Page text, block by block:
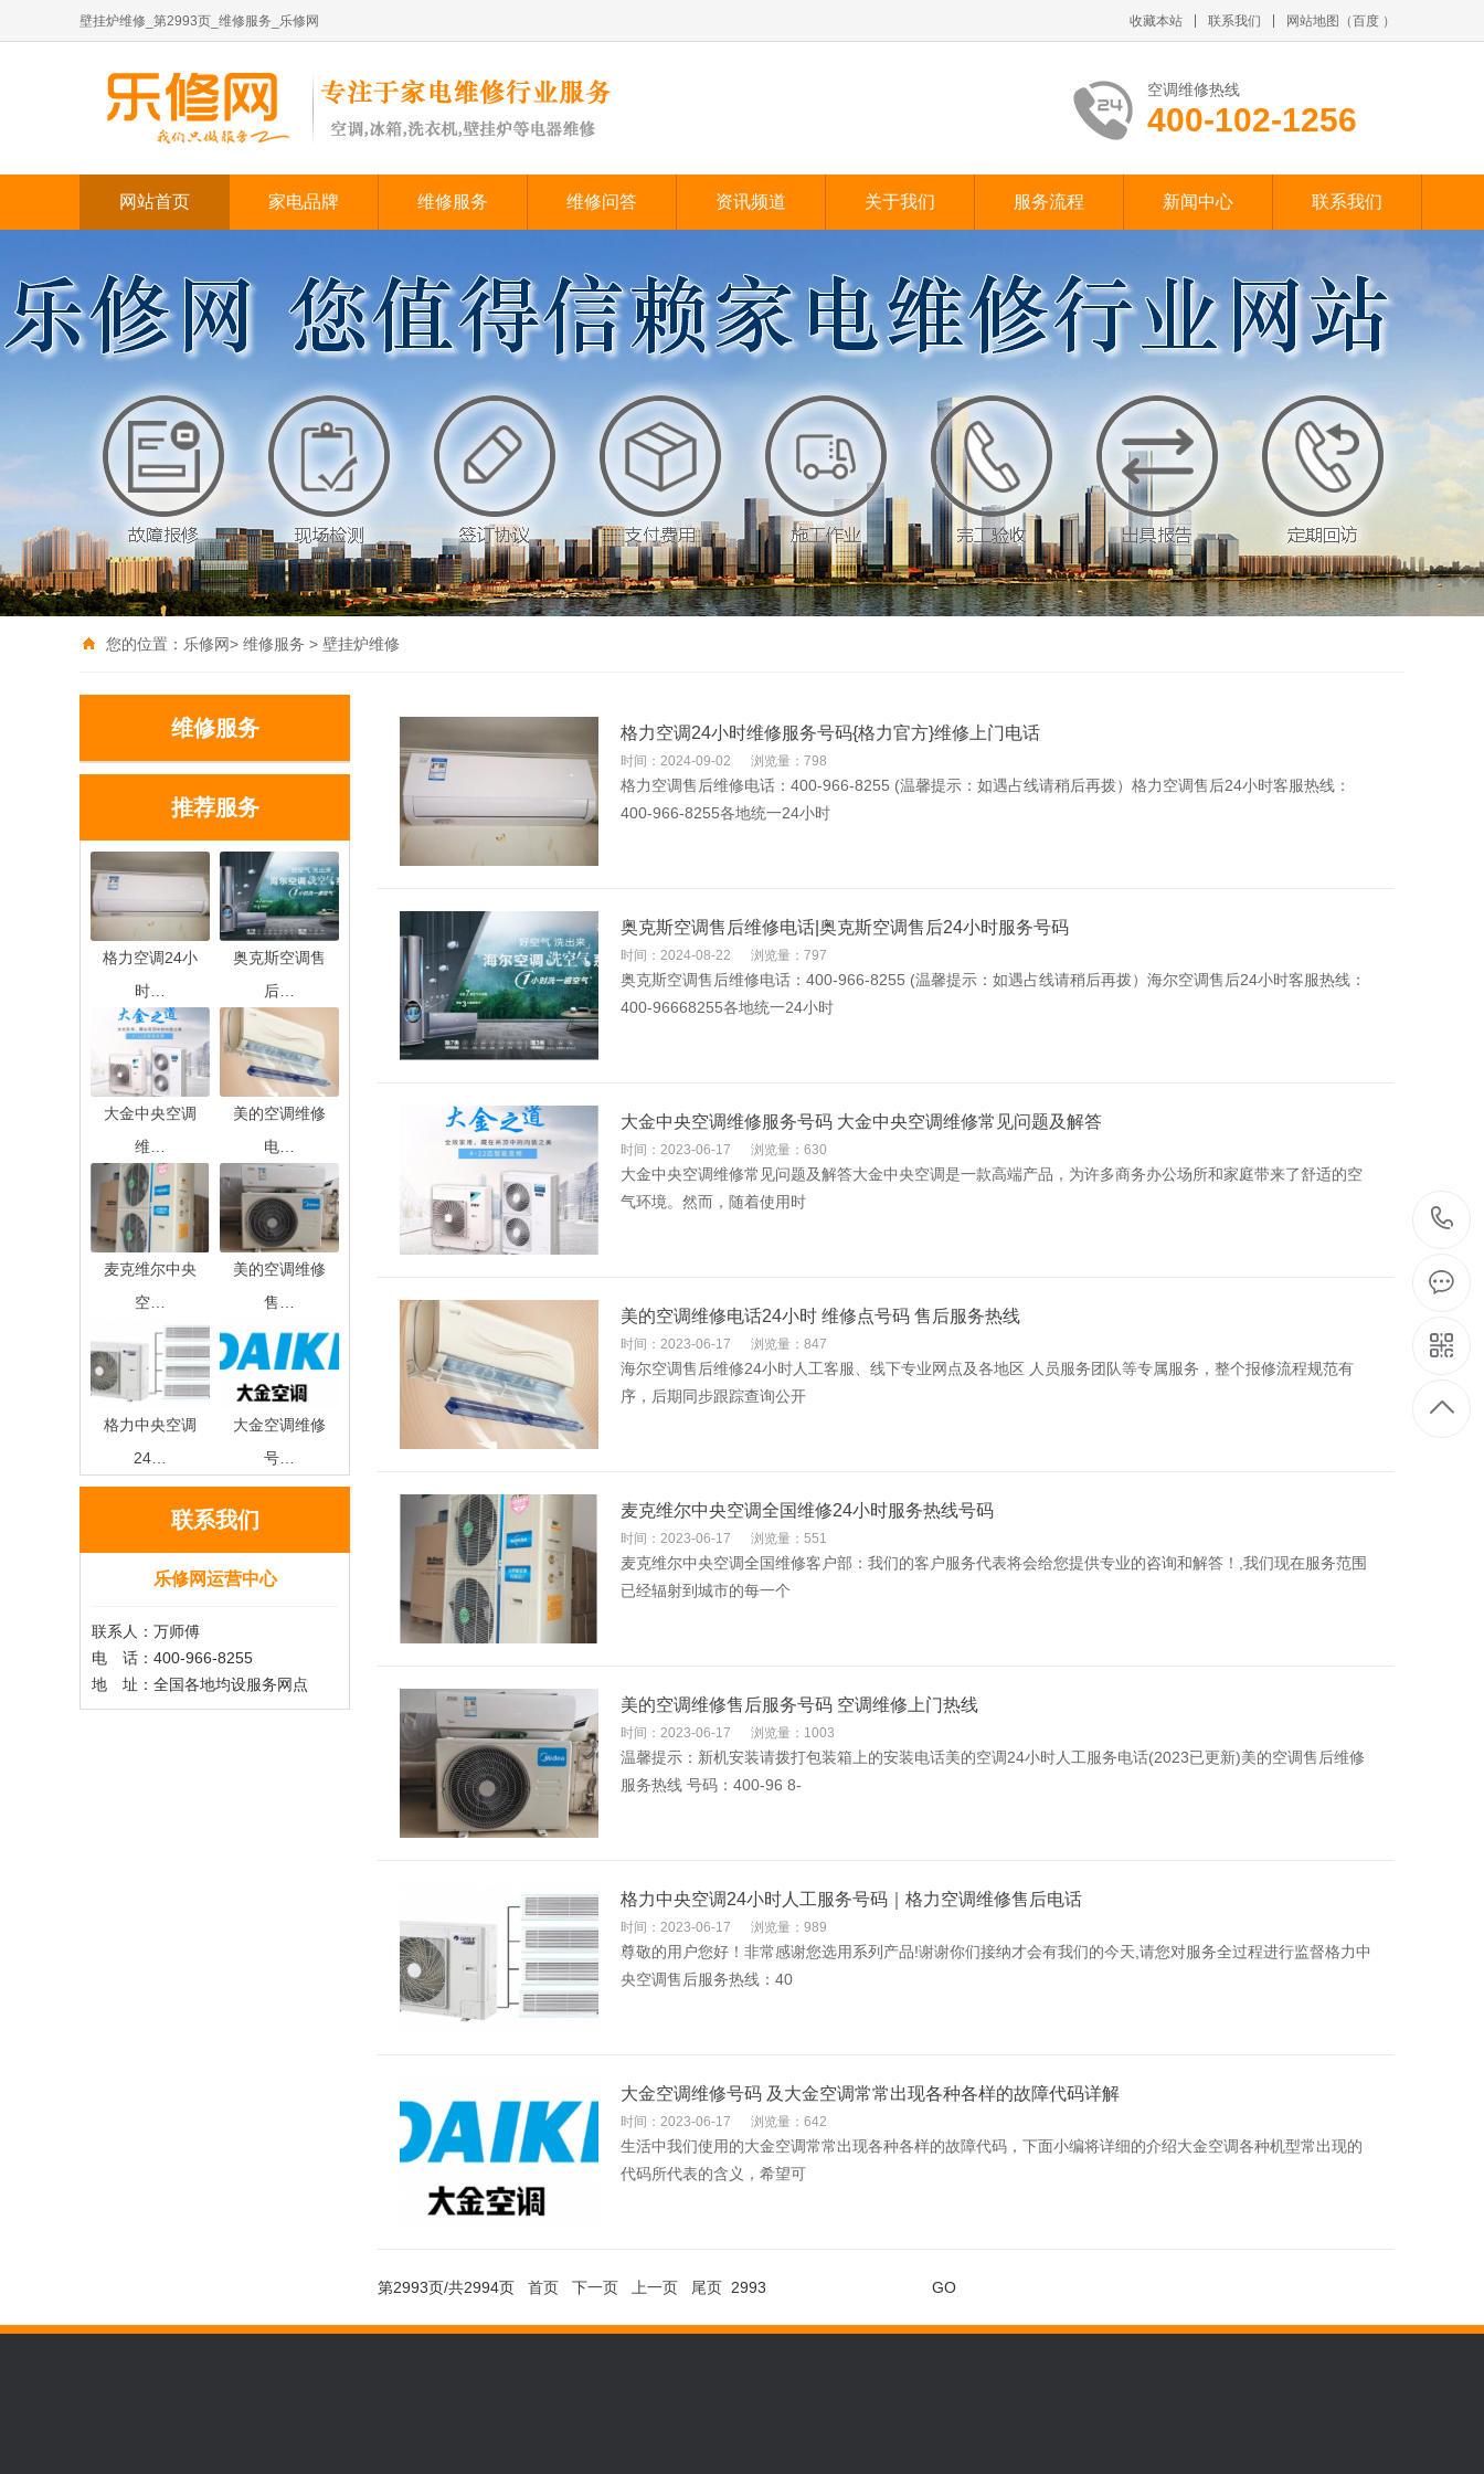
壁挂炉维修_第2993页_维修服务_乐修网 收藏本站 联系我们 网站地图 （百度 ）
空调维修热线
400-102-1256
网站首页 家电品牌 维修服务 维修问答 资讯频道 关于我们 服务流程 新闻中心 联系我们
您的位置： 乐修网> 维修服务 > 壁挂炉维修
维修服务
推荐服务
格力空调24小
时…
奥克斯空调售
后…
大金中央空调
维…
美的空调维修
电…
麦克维尔中央
空…
美的空调维修
售…
格力中央空调
24…
大金空调维修
号…
联系我们
乐修网运营中心
联系人：万师傅
电 话：400-966-8255
地 址：全国各地均设服务网点
格力空调24小时维修服务号码{格力官方}维修上门电话
时间：2024-09-02 浏览量：798
格力空调售后维修电话：400-966-8255 (温馨提示：如遇占线请稍后再拨）格力空调售后24小时客服热线：
400-966-8255各地统一24小时
奥克斯空调售后维修电话|奥克斯空调售后24小时服务号码
时间：2024-08-22 浏览量：797
奥克斯空调售后维修电话：400-966-8255 (温馨提示：如遇占线请稍后再拨）海尔空调售后24小时客服热线：
400-96668255各地统一24小时
大金中央空调维修服务号码 大金中央空调维修常见问题及解答
时间：2023-06-17 浏览量：630
大金中央空调维修常见问题及解答大金中央空调是一款高端产品，为许多商务办公场所和家庭带来了舒适的空
气环境。然而，随着使用时
美的空调维修电话24小时 维修点号码 售后服务热线
时间：2023-06-17 浏览量：847
海尔空调售后维修24小时人工客服、线下专业网点及各地区 人员服务团队等专属服务，整个报修流程规范有
序，后期同步跟踪查询公开
麦克维尔中央空调全国维修24小时服务热线号码
时间：2023-06-17 浏览量：551
麦克维尔中央空调全国维修客户部：我们的客户服务代表将会给您提供专业的咨询和解答！,我们现在服务范围
已经辐射到城市的每一个
美的空调维修售后服务号码 空调维修上门热线
时间：2023-06-17 浏览量：1003
温馨提示：新机安装请拨打包装箱上的安装电话美的空调24小时人工服务电话(2023已更新)美的空调售后维修
服务热线 号码：400-96 8-
格力中央空调24小时人工服务号码｜格力空调维修售后电话
时间：2023-06-17 浏览量：989
尊敬的用户您好！非常感谢您选用系列产品!谢谢你们接纳才会有我们的今天,请您对服务全过程进行监督格力中
央空调售后服务热线：40
大金空调维修号码 及大金空调常常出现各种各样的故障代码详解
时间：2023-06-17 浏览量：642
生活中我们使用的大金空调常常出现各种各样的故障代码，下面小编将详细的介绍大金空调各种机型常出现的
代码所代表的含义，希望可
第2993页/共2994页 首页 下一页 上一页 尾页